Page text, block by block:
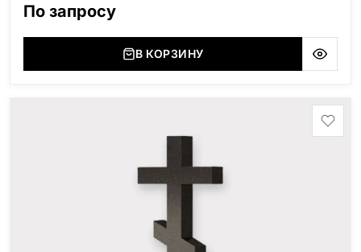
По запросу
В КОРЗИНУ